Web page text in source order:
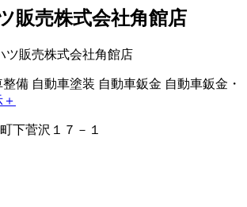
販売株式会社角館店
整備 自動車塗装 自動車鈑金 自動車鈑金・
下菅沢１７－１